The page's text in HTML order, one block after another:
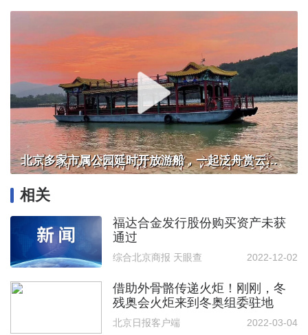
北京多家市属公园延时开放游船，一起泛舟赏云霞！
相关
福达合金发行股份购买资产未获
通过
综合北京商报 天眼查 2022-12-02
借助外骨骼传递火炬！刚刚，冬
残奥会火炬来到冬奥组委驻地
北京日报客户端 2022-03-04